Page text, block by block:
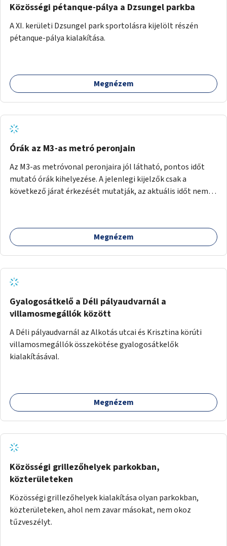
Közösségi pétanque-pálya a Dzsungel parkba
A XI. kerületi Dzsungel park sportolásra kijelölt részén
pétanque-pálya kialakítása.
Megnézem
Órák az M3-as metró peronjain
Az M3-as metróvonal peronjaira jól látható, pontos időt
mutató órák kihelyezése. A jelenlegi kijelzők csak a
következő járat érkezését mutatják, az aktuális időt nem.
Megnézem
Gyalogosátkelő a Déli pályaudvarnál a
villamosmegállók között
A Déli pályaudvarnál az Alkotás utcai és Krisztina körúti
villamosmegállók összekötése gyalogosátkelők
kialakításával.
Megnézem
Közösségi grillezőhelyek parkokban,
közterületeken
Közösségi grillezőhelyek kialakítása olyan parkokban,
közterületeken, ahol nem zavar másokat, nem okoz
tűzveszélyt.